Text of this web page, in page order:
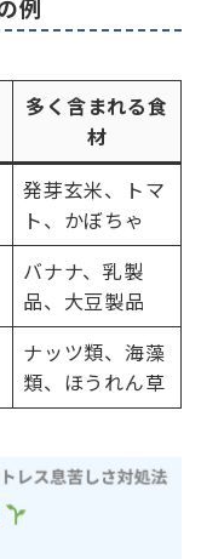
例
多く含まれる食
材
発芽玄米、トマ
ト、かぼちゃ
バナナ、乳製
品、大豆製品
ナッツ類、海藻
類、ほうれん草